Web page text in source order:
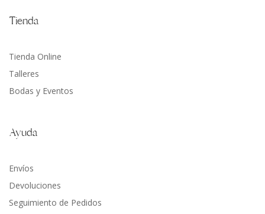
Tienda
Tienda Online
Talleres
Bodas y Eventos
Ayuda
Envíos
Devoluciones
Seguimiento de Pedidos